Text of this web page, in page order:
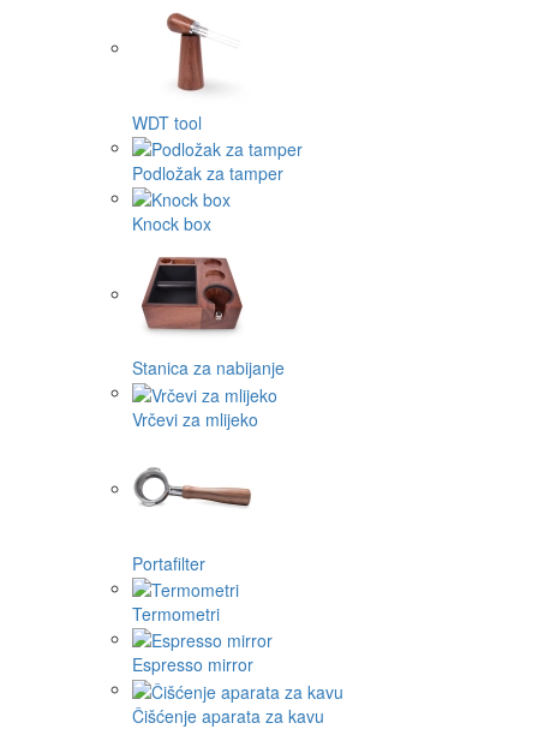
WDT tool
Podložak za tamper
Knock box
Stanica za nabijanje
Vrčevi za mlijeko
Portafilter
Termometri
Espresso mirror
Čišćenje aparata za kavu